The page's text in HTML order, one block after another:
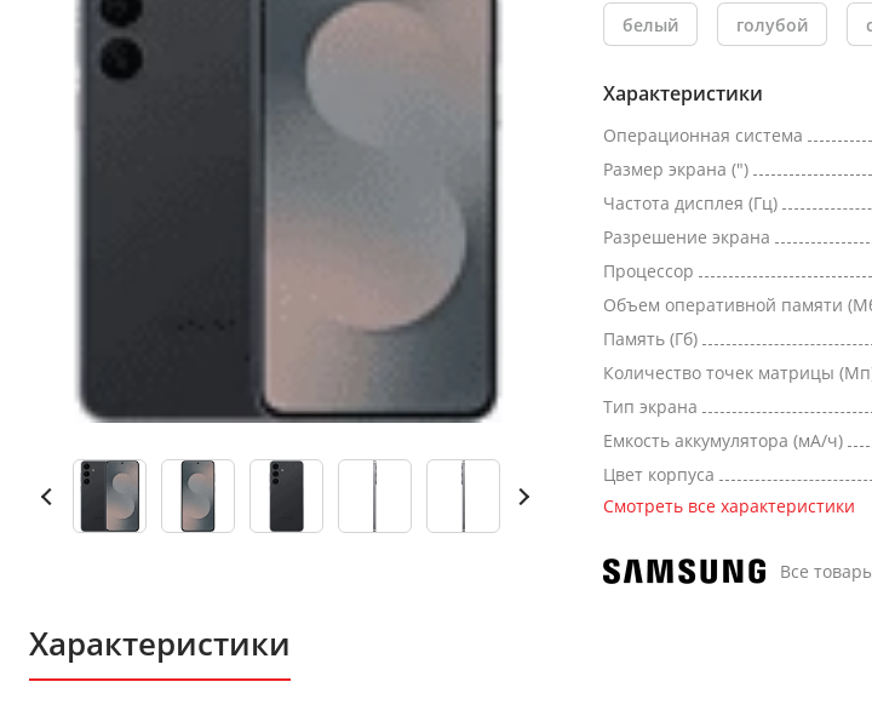
белый голубой
Характеристики
Операционная система
Размер экрана (")
Частота дисплея (Гц)
Разрешение экрана
Процессор
Объем оперативной памяти
Память (Гб)
Количество точек матрицы
Тип экрана
Емкость аккумулятора (мА/ч)
Цвет корпуса
Смотреть все характеристики
Все
Характеристики